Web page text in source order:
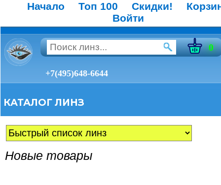
Начало Топ 100 Скидки!
Войти
0
+7(495)648-6644
КАТАЛОГ ЛИНЗ
Новые товары